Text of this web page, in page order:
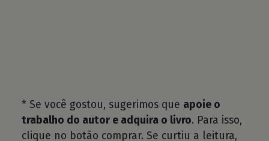
* Se você gostou, sugerimos que apoie o
trabalho do autor e adquira o livro. Para isso,
clique no botão comprar. Se curtiu a leitura,